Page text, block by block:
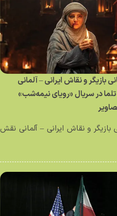
بازیگر و نقاش ایرانی – آلمانی
در سریال «رویای نیمه‌شب»
بازیگر و نقاش ایرانی – آلمانی نقش